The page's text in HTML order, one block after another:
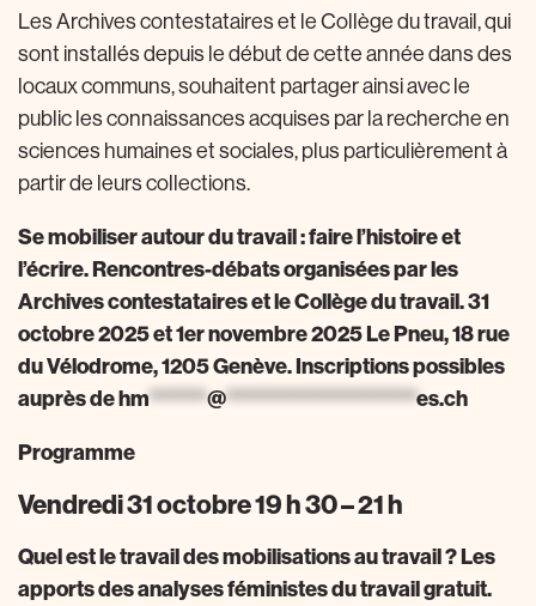
Les Archives contestataires et le Collège du travail, qui
sont installés depuis le début de cette année dans des
locaux communs, souhaitent partager ainsi avec le
public les connaissances acquises par la recherche en
sciences humaines et sociales, plus particulièrement à
partir de leurs collections.
Se mobiliser autour du travail : faire l’histoire et
l’écrire. Rencontres-débats organisées par les
Archives contestataires et le Collège du travail. 31
octobre 2025 et 1er novembre 2025 Le Pneu, 18 rue
du Vélodrome, 1205 Genève. Inscriptions possibles
auprès dehm******@********************es.ch
Programme
Vendredi 31 octobre 19 h 30 – 21 h
Quel est le travail des mobilisations au travail ? Les
apports des analyses féministes du travail gratuit.